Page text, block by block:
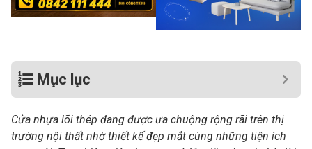
Mục lục
Cửa nhựa lõi thép đang được ưa chuộng rộng rãi trên thị
trường nội thất nhờ thiết kế đẹp mắt cùng những tiện ích